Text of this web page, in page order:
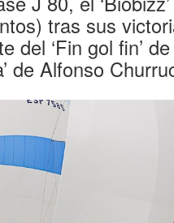
tras sus
del ‘Fin gol fin’
de Alfonso